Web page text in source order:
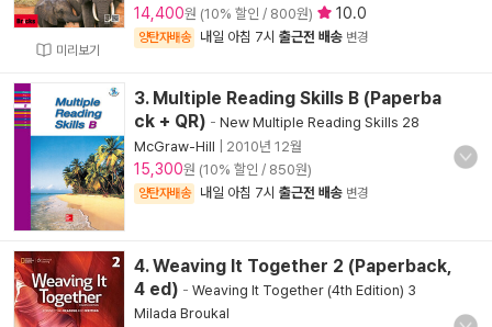
미리보기
14,400원 (10% 할인 / 800원) 10.0
양탄자배송 내일 아침 7시 출근전 배송 변경
3. Multiple Reading Skills B (Paperba
ck + QR) - New Multiple Reading Skills 28
McGraw-Hill
2010년 12월
15,300원 (10% 할인 / 850원)
양탄자배송 내일 아침 7시 출근전 배송 변경
4. Weaving It Together 2 (Paperback,
4 ed) - Weaving It Together (4th Edition) 3
Milada Broukal